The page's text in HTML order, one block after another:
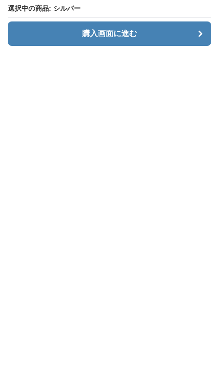
選択中の商品: シルバー
購入画面に進む
選択中の商品: シルバー
購入画面に進む